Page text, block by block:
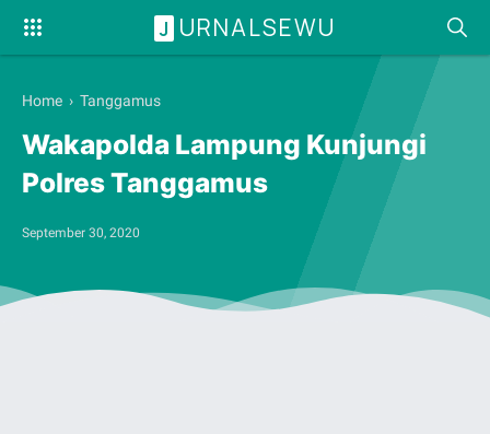
J URNALSEWU
Home › Tanggamus
Wakapolda Lampung Kunjungi
Polres Tanggamus
September 30, 2020